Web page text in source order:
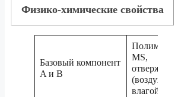
Физико-химические свойства
Базовый компонент
A и B
Полимер
MS,
отверждение
(воздух)
влагой